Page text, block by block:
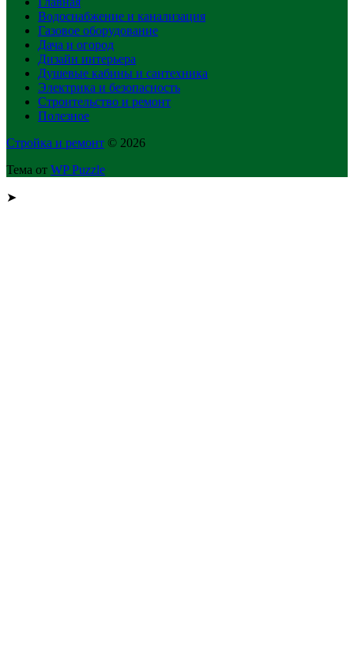
Водоснабжение и канализация
Газовое оборудование
Дача и огород
Дизайн интерьера
Душевые кабины и сантехника
Электрика и безопасность
Строительство и ремонт
Полезное
Стройка и ремонт © 2026
Тема от WP Puzzle
➤